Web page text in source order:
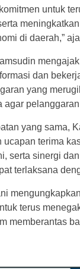
untuk
di daerah,”
dan
yang
agar
yang sama,
ucapan terima
serta sinergi
terlaksana
terus
memberantas